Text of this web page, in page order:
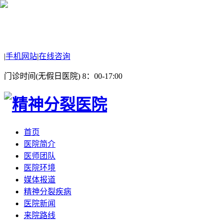
|手机网站|在线咨询
门诊时间(无假日医院) 8：00-17:00
首页
医院简介
医师团队
医院环境
媒体报道
精神分裂疾病
医院新闻
来院路线